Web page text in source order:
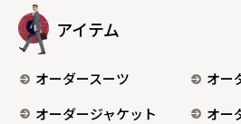
アイテム
オーダースーツ
オー
オーダージャケット
オー